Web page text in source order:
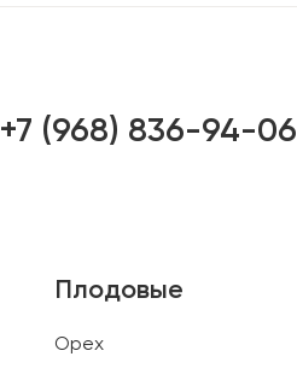
+7 (968) 836-94-06
Плодовые
Орех